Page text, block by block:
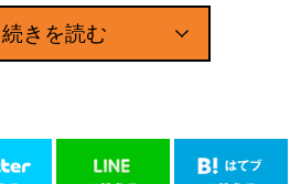
続きを読む